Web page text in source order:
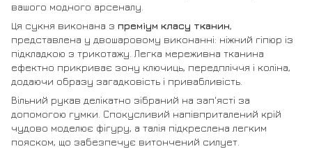
вашого модного арсеналу.
Ця сукня виконана з преміум класу тканин,
представлена у двошаровому виконанні: ніжний гіпюр із
підкладкою з трикотажу. Легка мереживна тканина
ефектно прикриває зону ключиць, передпліччя і коліна,
додаючи образу загадковість і привабливість.
Вільний рукав делікатно зібраний на зап'ясті за
допомогою гумки. Спокусливий напівприталений крій
чудово моделює фігуру, а талія підкреслена легким
пояском, що забезпечує витончений силует.